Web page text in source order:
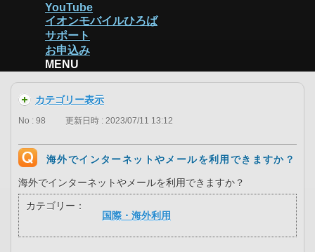
YouTube
イオンモバイルひろば
サポート
お申込み
MENU
カテゴリー表示
No : 98 更新日時 : 2023/07/11 13:12
海外でインターネットやメールを利用できますか？
海外でインターネットやメールを利用できますか？
カテゴリー：
国際・海外利用